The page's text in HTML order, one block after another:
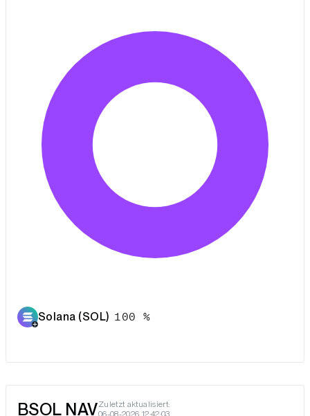
Solana (SOL) 100 %
BSOL NAVZuletzt aktualisiert:
06-08-2026 12:42:03